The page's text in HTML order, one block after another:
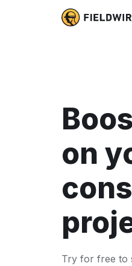
on
Try for free to